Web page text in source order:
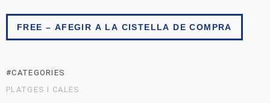
FREE – AFEGIR A LA CISTELLA DE COMPRA
#CATEGORIES
PLATGES I CALES